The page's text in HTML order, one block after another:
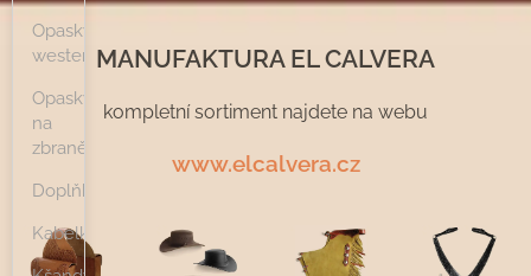
Opasky
westernové
Opasky
na
zbraně
Doplňky
Kabelky
MANUFAKTURA EL CALVERA
kompletní sortiment najdete na webu
www.elcalvera.cz